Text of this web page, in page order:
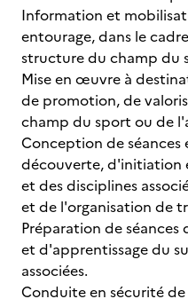
Information et
entourage, dans le
structure du champ du
Mise en œuvre à
de promotion, de
champ du sport ou de
Conception de séances
découverte, d'initiation
et des disciplines
et de l'organisation de
Préparation de
et d'apprentissage du
associées.
Conduite en sécurité